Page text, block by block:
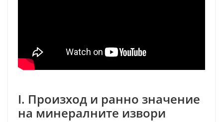
I. Произход и ранно значение
на минералните извори